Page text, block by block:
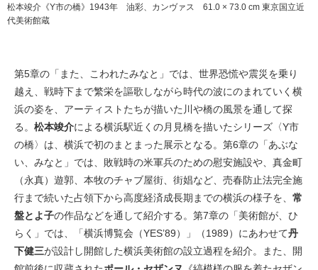
松本竣介《Y市の橋》1943年 油彩、カンヴァス 61.0 × 73.0 cm 東京国立近
代美術館蔵
第5章の「また、こわれたみなと」では、世界恐慌や震災を乗り
越え、戦時下まで繁栄を謳歌しながら時代の波にのまれていく横
浜の姿を、アーティストたちが描いた川や橋の風景を通して探
る。 松本竣介による横浜駅近くの月見橋を描いたシリーズ〈Y市
の橋〉は、横浜で初のまとまった展示となる。第6章の「あぶな
い、みなと」では、敗戦時の米軍兵のための慰安施設や、真金町
（永真）遊郭、本牧のチャブ屋街、街娼など、売春防止法完全施
行まで続いた占領下から高度経済成長期までの横浜の様子を、 常
盤とよ子の作品などを通して紹介する。第7章の「美術館が、ひ
らく」では、「横浜博覧会（YES’89）」（1989）にあわせて丹
下健三が設計し開館した横浜美術館の設立過程を紹介。また、開